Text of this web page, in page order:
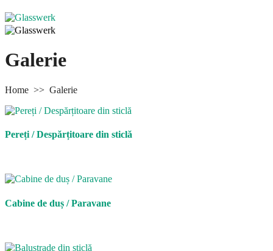
Galerie
Home >> Galerie
Pereți / Despărțitoare din sticlă
Cabine de duș / Paravane